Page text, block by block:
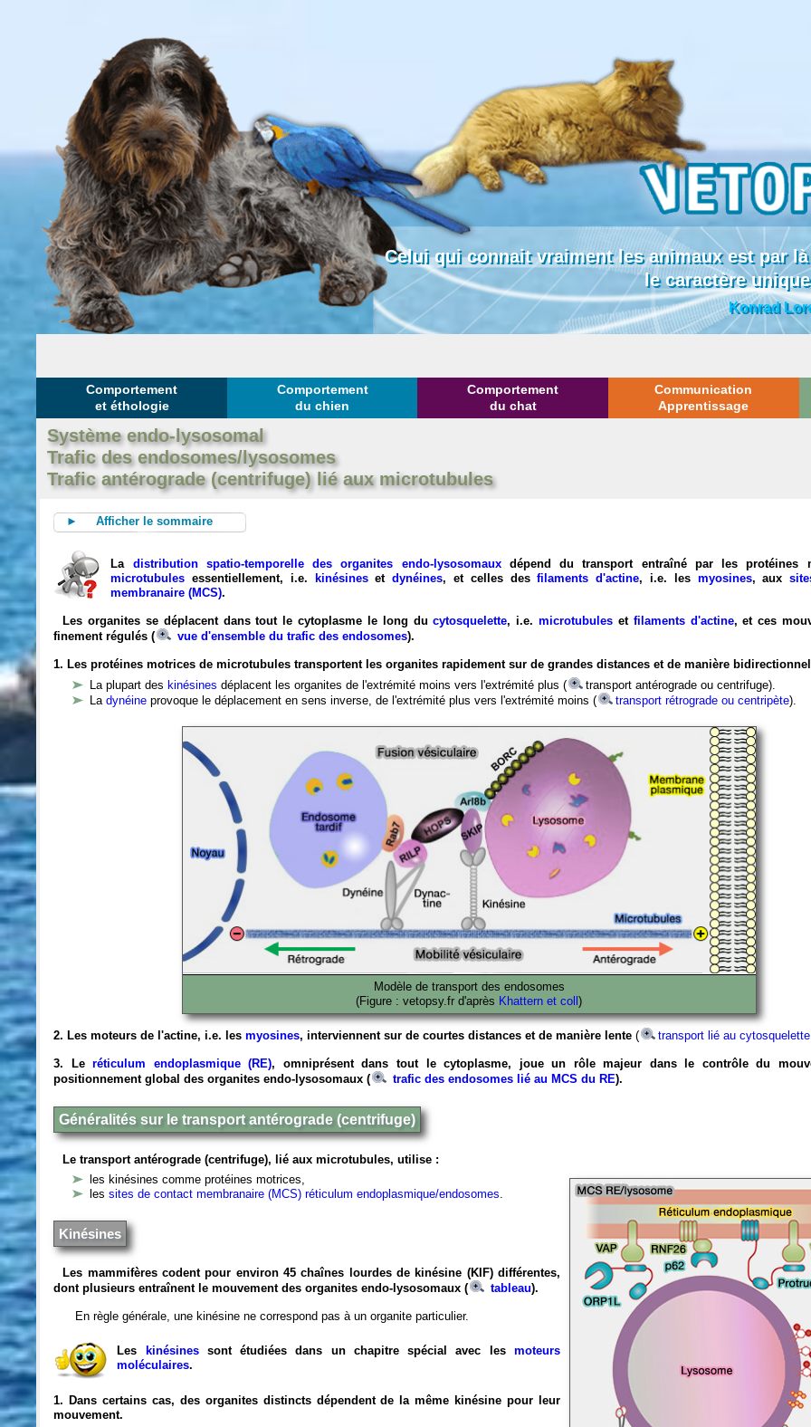
Celui qui connait vraiment les animaux est par
le caractère
Konrad
Comportement
et éthologie
Comportement
du chien
Comportement
du chat
Communication
Apprentissage
Système endo-lysosomal
Trafic des endosomes/lysosomes
Trafic antérograde (centrifuge) lié aux microtubules
► Afficher le sommaire
La distribution spatio-temporelle des organites endo-lysosomauxdépend du transport entraîné par les protéines
microtubules essentiellement, i.e. kinésinesetdynéines, et celles desfilaments d'actine, i.e. les myosines, aux
membranaire (MCS).
Les organites se déplacent dans tout le cytoplasme le long ducytosquelette, i.e.microtubules et filaments d'actine, et ces
finement régulés (
vue d'ensemble du trafic des endosomes).
1. Les protéines motrices de microtubules transportent les organites rapidement sur de grandes distances et de manière
La plupart des kinésines déplacent les organites de l'extrémité moins vers l'extrémité plus (
transport antérograde ou centrifuge).
Ladynéine provoque le déplacement en sens inverse, de l'extrémité plus vers l'extrémité moins ( transport rétrograde ou centripète).
Modèle de transport des endosomes
(Figure : vetopsy.fr d'après Khattern et coll)
2. Les moteurs de l'actine, i.e. lesmyosines, interviennent sur de courtes distances et de manière lente( transport lié au
3. Leréticulum endoplasmique (RE), omniprésent dans tout le cytoplasme, joue un rôle majeur dans le contrôle du
positionnement global des organites endo-lysosomaux (
trafic des endosomes lié au MCS du RE).
Généralités sur le transport antérograde (centrifuge)
Le transport antérograde (centrifuge), lié aux microtubules, utilise :
les kinésines comme protéines motrices,
lessites de contact membranaire (MCS) réticulum endoplasmique/endosomes.
Kinésines
Les mammifères codent pour environ 45 chaînes lourdes de kinésine (KIF) différentes,
dont plusieurs entraînent le mouvement des organites endo-lysosomaux (
tableau).
En règle générale, une kinésine ne correspond pas à un organite particulier.
Les kinésinessont étudiées dans un chapitre spécial avec les moteurs
moléculaires.
1. Dans certains cas, des organites distincts dépendent de la même kinésine pour leur
mouvement.